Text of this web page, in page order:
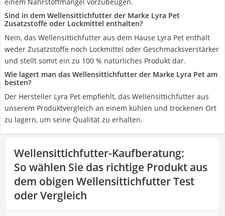
Sind in dem Wellensittichfutter der Marke Lyra Pet
Zusatzstoffe oder Lockmittel enthalten?
Nein, das Wellensittichfutter aus dem Hause Lyra Pet enthält
weder Zusatzstoffe noch Lockmittel oder Geschmacksverstärker
und stellt somit ein zu 100 % natürliches Produkt dar.
Wie lagert man das Wellensittichfutter der Marke Lyra Pet am
besten?
Der Hersteller Lyra Pet empfiehlt, das Wellensittichfutter aus
unserem Produktvergleich an einem kühlen und trockenen Ort
zu lagern, um seine Qualität zu erhalten.
Wellensittichfutter-Kaufberatung:
So wählen Sie das richtige Produkt aus
dem obigen Wellensittichfutter Test
oder Vergleich